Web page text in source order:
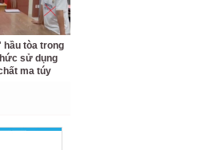
hầu tòa trong
sử dụng
ma túy